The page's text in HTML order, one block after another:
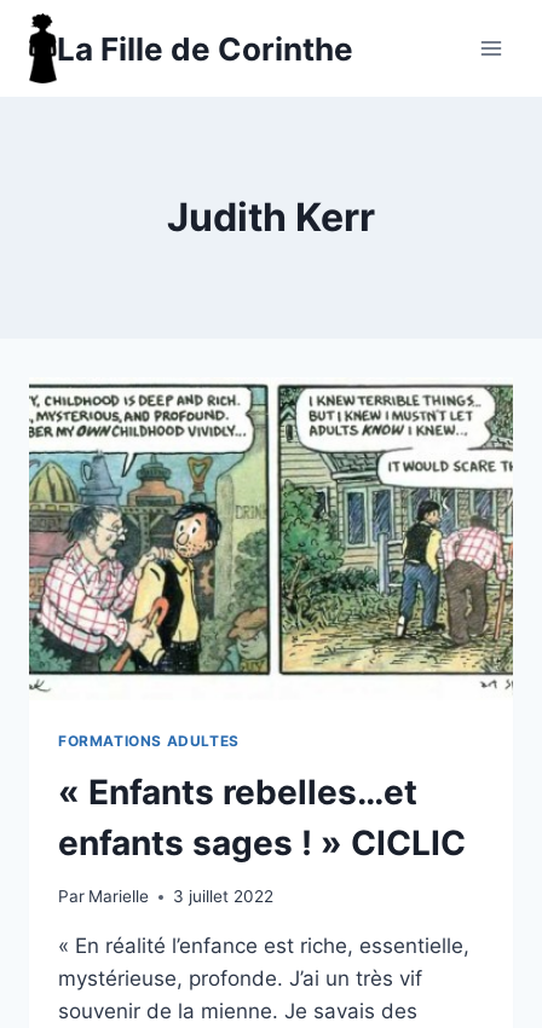
Aller
contenu
La Fille de Corinthe
Judith Kerr
FORMATIONS ADULTES
« Enfants rebelles…et
enfants sages ! » CICLIC
Par Marielle 3 juillet 2022
« En réalité l’enfance est riche, essentielle,
mystérieuse, profonde. J’ai un très vif
souvenir de la mienne. Je savais des